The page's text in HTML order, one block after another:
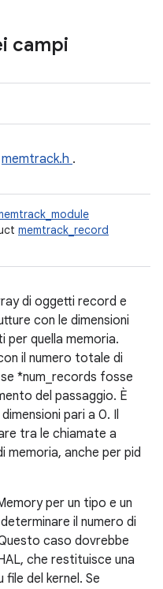
campi
memtrack.h .
memtrack_record
di oggetti record e
con le dimensioni
per quella memoria.
il numero totale di
*num_records fosse
del passaggio. È
pari a 0. Il
tra le chiamate a
anche per pid
per un tipo e un
il numero di
caso dovrebbe
che restituisce una
del kernel. Se